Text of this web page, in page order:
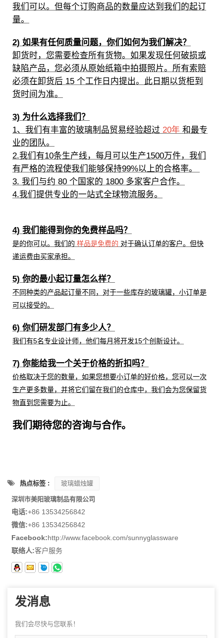
我们可以。但每个订购商品的数量应达到我们的起订
量。
2) 如果有任何质量问题，你们如何为我们解决？
卸货时，您需要检查所有货物。如果发现任何破损或
缺陷产品，您必须从原始纸箱中拍摄照片。所有索赔
必须在卸货后 15 个工作日内提出。此日期以货柜到
货时间为准。
3) 为什么选择我们？
1、我们有丰富的玻璃制品贸易经验超过 20年 和最专
业的团队。
2.我们有10条生产线，每月可以生产1500万件，我们
有严格的流程使我们能够保持99%以上的合格率。
3. 我们与约 80 个国家的 1800 多家客户合作。
4.我们提供专业的一站式全球物流服务。
4) 我们能得到你的免费样品吗？
是的你可以。我们的 样品是免费的 对于确认订单的客户。但快
递运费由买家承担。
5) 你的最小起订量怎么样？
不同种类的产品起订量不同，对于一些库存的玻璃罐，小订单是
可以接受的。
6) 你们研发部门有多少人？
我们有5名专业设计师，他们每月将开发15个创新设计。
7) 你能给我一个关于价格的折扣吗？
价格取决于您的数量，如果您想要小订单的好价格，您可以一次
生产更多数量，并将它们留在我们的仓库中，我们会为您保留货
物直到您需要为止。
我们期待您的咨询与合作。
热点标签 : 玻璃蜡烛罐
深圳市美阳玻璃制品有限公司
电话:+86 13534256842
微信:+86 13534256842
Facebook:http://www.facebook.com/sunnyglassware
联络人:客户服务
发消息
我们会尽快与您联系！